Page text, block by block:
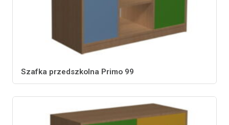
Szafka przedszkolna Primo 99